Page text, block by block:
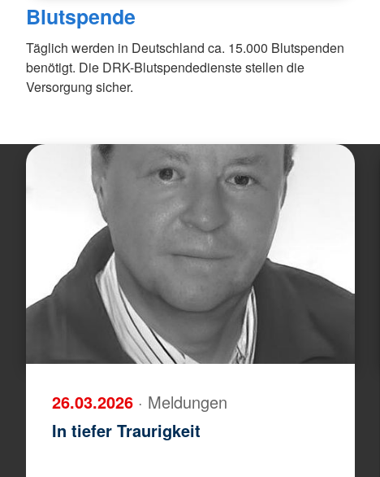
Blutspende
Täglich werden in Deutschland ca. 15.000 Blutspenden
benötigt. Die DRK-Blutspendedienste stellen die
Versorgung sicher.
26.03.2026 · Meldungen
In tiefer Traurigkeit